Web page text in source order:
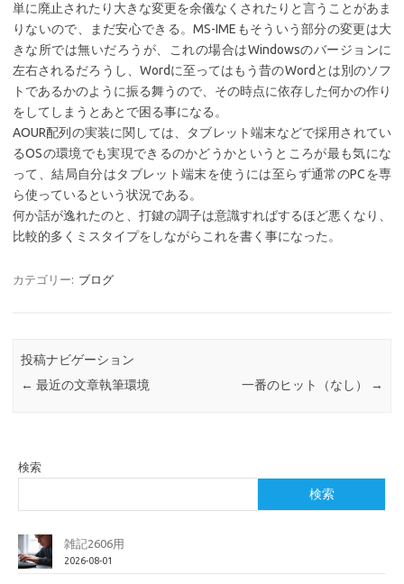
単に廃止されたり大きな変更を余儀なくされたりと言うことがあま
りないので、まだ安心できる。MS-IMEもそういう部分の変更は大
きな所では無いだろうが、これの場合はWindowsのバージョンに
左右されるだろうし、Wordに至ってはもう昔のWordとは別のソフ
トであるかのように振る舞うので、その時点に依存した何かの作り
をしてしまうとあとで困る事になる。
AOUR配列の実装に関しては、タブレット端末などで採用されてい
るOSの環境でも実現できるのかどうかというところが最も気にな
って、結局自分はタブレット端末を使うには至らず通常のPCを専
ら使っているという状況である。
何か話が逸れたのと、打鍵の調子は意識すればするほど悪くなり、
比較的多くミスタイプをしながらこれを書く事になった。
カテゴリー: ブログ
投稿ナビゲーション
← 最近の文章執筆環境 一番のヒット（なし） →
検索
検索
雑記2606用
2026-08-01